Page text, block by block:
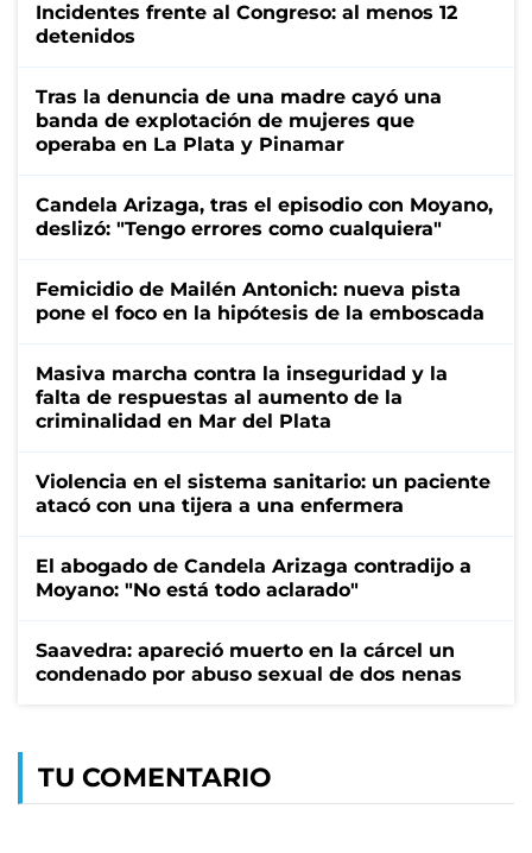
Incidentes frente al Congreso: al menos 12
detenidos
Tras la denuncia de una madre cayó una
banda de explotación de mujeres que
operaba en La Plata y Pinamar
Candela Arizaga, tras el episodio con Moyano,
deslizó: "Tengo errores como cualquiera"
Femicidio de Mailén Antonich: nueva pista
pone el foco en la hipótesis de la emboscada
Masiva marcha contra la inseguridad y la
falta de respuestas al aumento de la
criminalidad en Mar del Plata
Violencia en el sistema sanitario: un paciente
atacó con una tijera a una enfermera
El abogado de Candela Arizaga contradijo a
Moyano: "No está todo aclarado"
Saavedra: apareció muerto en la cárcel un
condenado por abuso sexual de dos nenas
TU COMENTARIO